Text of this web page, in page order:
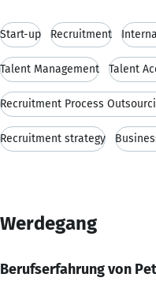
Start-up Recruitment
Talent Management Talent
Recruitment Process
Recruitment strategy
Werdegang
Berufserfahrung von